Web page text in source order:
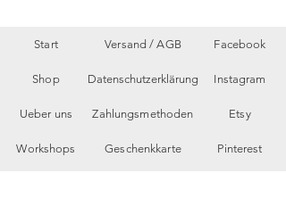
Start
Shop
Ueber uns
Workshops
Versand /AGB
Datenschutzerklärung
Zahlungsmethoden
Geschenkkarte
Facebook
Instagram
Etsy
Pinterest